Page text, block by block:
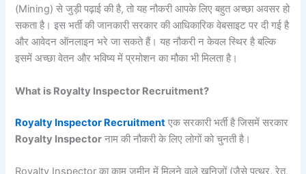
(Mining) से जुड़ी पढ़ाई की है, तो यह नौकरी आपके लिए बहुत अच्छा अवसर हो
सकता है। इस भर्ती की जानकारी सरकार की आधिकारिक वेबसाइट पर दी गई है
और आवेदन ऑनलाइन भरे जा सकते हैं। यह नौकरी न केवल स्थिर है बल्कि
इसमें अच्छा वेतन और भविष्य में प्रमोशन का मौका भी मिलता है।
What is Royalty Inspector Recruitment?
Royalty Inspector Recruitment एक सरकारी भर्ती है जिसमें सरकार
Royalty Inspector नाम की नौकरी के लिए लोगों को चुनती है।
Royalty Inspector का काम जमीन में मिलने वाले खनिजों (जैसे पत्थर, रेत,